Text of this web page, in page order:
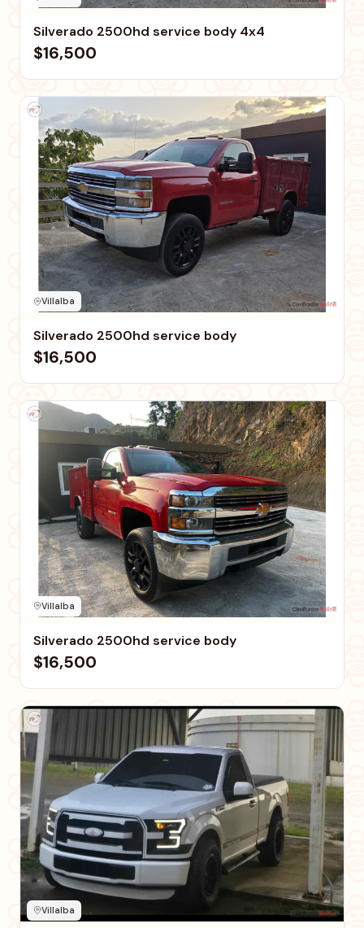
Silverado 2500hd service body 4x4
$16,500
Villalba
Silverado 2500hd service body
$16,500
Villalba
Silverado 2500hd service body
$16,500
Villalba